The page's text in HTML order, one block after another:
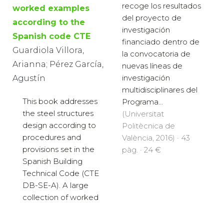
worked examples
according to the
Spanish code CTE
Guardiola Villora,
Arianna; Pérez García,
Agustín
This book addresses
the steel structures
design according to
procedures and
provisions set in the
Spanish Building
Technical Code (CTE
DB-SE-A). A large
collection of worked
recoge los resultados
del proyecto de
investigación
financiado dentro de
la convocatoria de
nuevas líneas de
investigación
multidisciplinares del
Programa...
(Universitat
Politècnica de
València, 2016) · 43
pàg. · 24 €